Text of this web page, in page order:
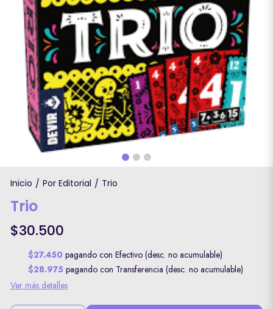
Inicio / Por Editorial / Trio
Trio
$30.500
$27.450 pagando con Efectivo (desc. no acumulable)
$28.975 pagando con Transferencia (desc. no acumulable)
Ver más detalles